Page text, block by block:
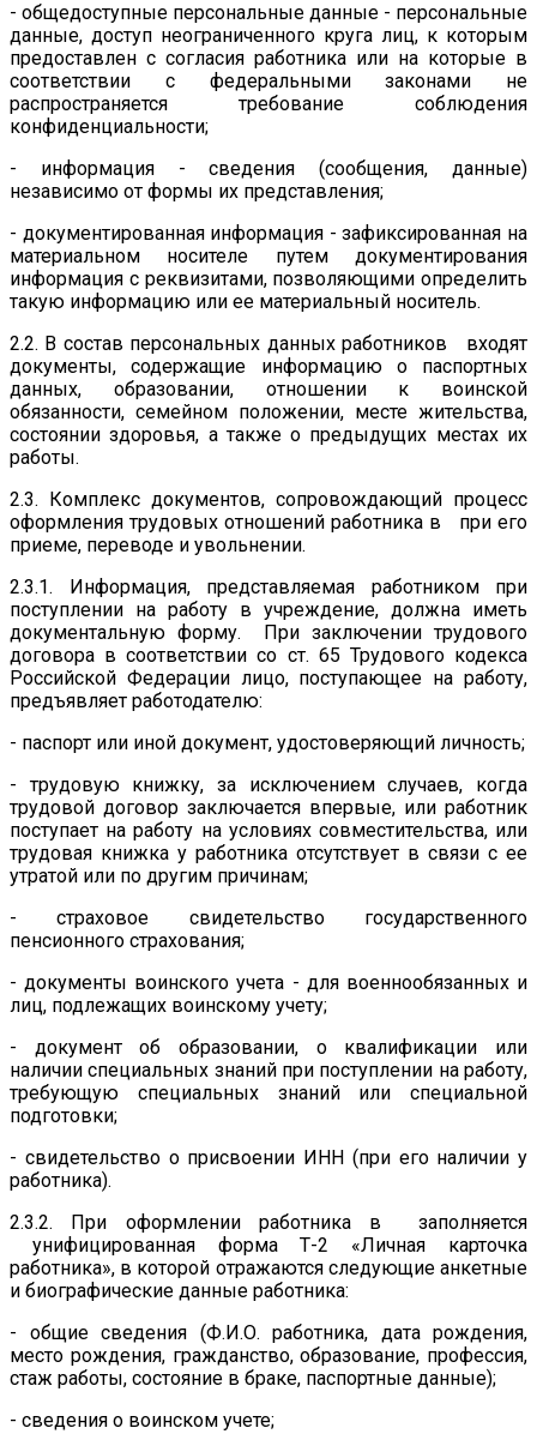
- общедоступные персональные данные - персональные
данные, доступ неограниченного круга лиц, к которым
предоставлен с согласия работника или на которые в
соответствии с федеральными законами не
распространяется требование соблюдения
конфиденциальности;
- информация - сведения (сообщения, данные)
независимо от формы их представления;
- документированная информация - зафиксированная на
материальном носителе путем документирования
информация с реквизитами, позволяющими определить
такую информацию или ее материальный носитель.
2.2. В состав персональных данных работников входят
документы, содержащие информацию о паспортных
данных, образовании, отношении к воинской
обязанности, семейном положении, месте жительства,
состоянии здоровья, а также о предыдущих местах их
работы.
2.3. Комплекс документов, сопровождающий процесс
оформления трудовых отношений работника в при его
приеме, переводе и увольнении.
2.3.1. Информация, представляемая работником при
поступлении на работу в учреждение, должна иметь
документальную форму. При заключении трудового
договора в соответствии со ст. 65 Трудового кодекса
Российской Федерации лицо, поступающее на работу,
предъявляет работодателю:
- паспорт или иной документ, удостоверяющий личность;
- трудовую книжку, за исключением случаев, когда
трудовой договор заключается впервые, или работник
поступает на работу на условиях совместительства, или
трудовая книжка у работника отсутствует в связи с ее
утратой или по другим причинам;
- страховое свидетельство государственного
пенсионного страхования;
- документы воинского учета - для военнообязанных и
лиц, подлежащих воинскому учету;
- документ об образовании, о квалификации или
наличии специальных знаний при поступлении на работу,
требующую специальных знаний или специальной
подготовки;
- свидетельство о присвоении ИНН (при его наличии у
работника).
2.3.2. При оформлении работника в заполняется
унифицированная форма Т-2 «Личная карточка
работника», в которой отражаются следующие анкетные
и биографические данные работника:
- общие сведения (Ф.И.О. работника, дата рождения,
место рождения, гражданство, образование, профессия,
стаж работы, состояние в браке, паспортные данные);
- сведения о воинском учете;